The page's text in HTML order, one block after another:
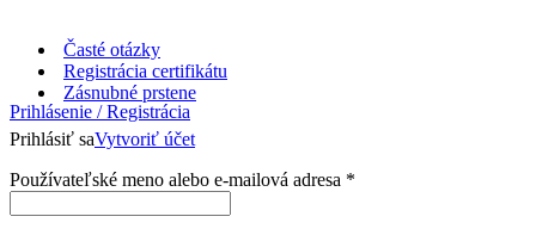
Časté otázky
Registrácia certifikátu
Prihlásenie / Registrácia
Prihlásiť saVytvoriť účet
Používateľské meno alebo e-mailová adresa *
Zásnubné prstene